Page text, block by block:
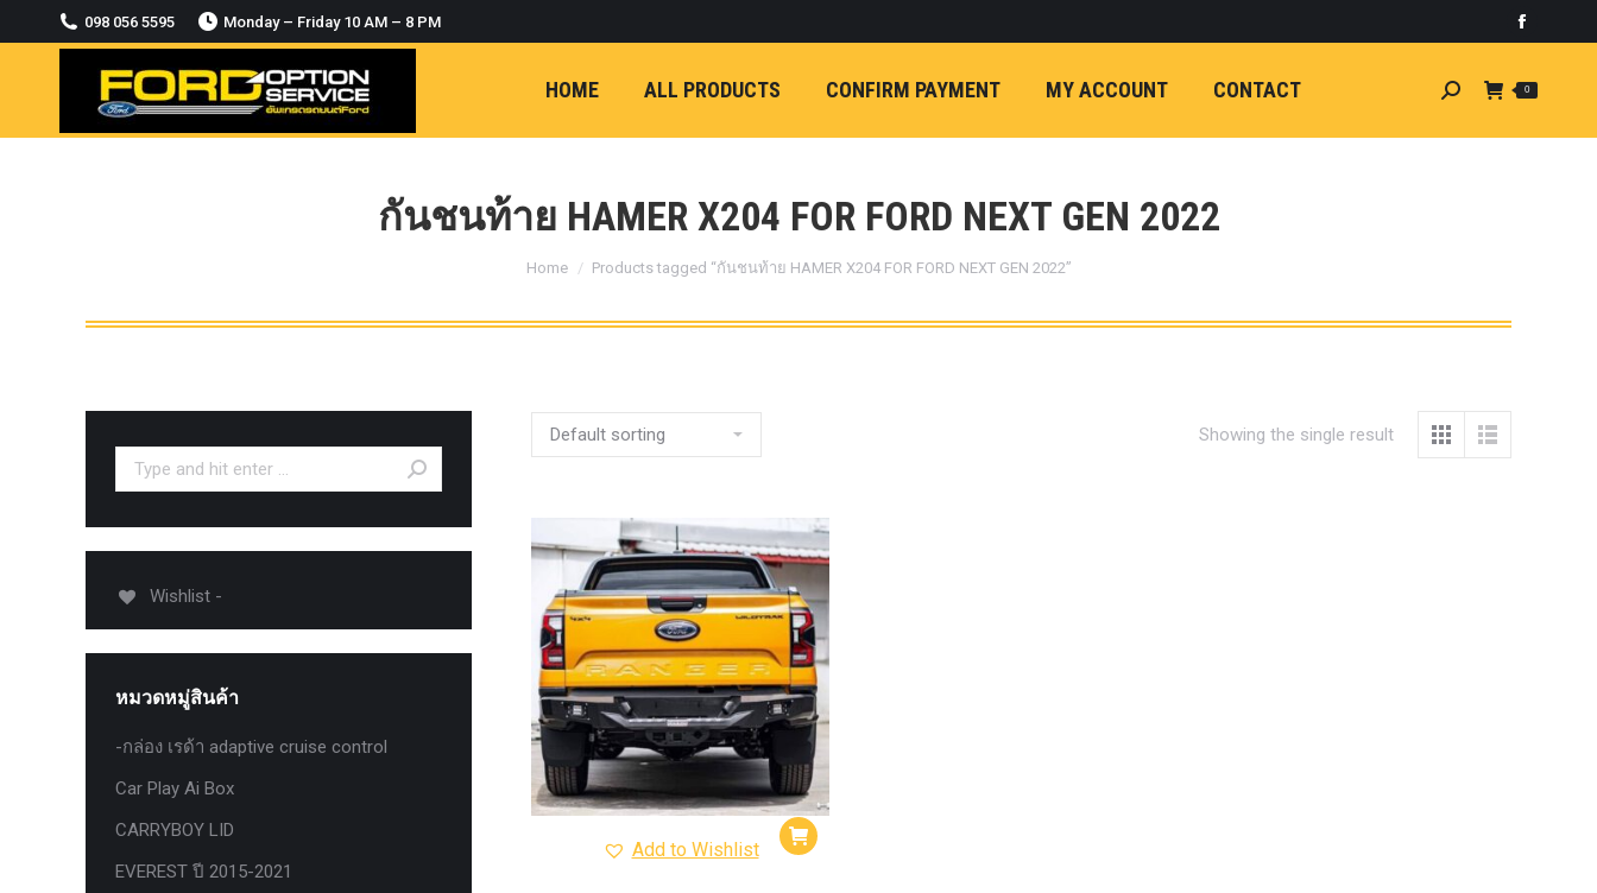
098 056 5595 Monday – Friday 10 AM – 8 PM
HOME ALL PRODUCTS CONFIRM PAYMENT MY ACCOUNT CONTACT Search: 0
กันชนท้าย HAMER X204 FOR FORD NEXT GEN 2022
You are here:
Home Products tagged “กันชนท้าย HAMER X204 FOR FORD NEXT GEN 2022”
Showing the single result
Add to Wishlist
Search:
Wishlist -
หมวดหมู่สินค้า
-กล่อง เรด้า adaptive cruise control
Car Play Ai Box
CARRYBOY LID
EVEREST ปี 2015-2021
MODULE CCM. ระบบ Adaptive For Ford
ranger Everest 2015-2018
OASIS WHEELS
ROLLER LID HAMER
TRAILER BALL
ULTIMATE SHACKLES
Uncategorized
USB TypeA และ TypeC แท้ตรงรุ่น
VCM 2 license แท้ 1 ปี •• FOR FORD
MAZDA •• IDS.
Raptor 2011-2021
กระจกมองข้าง F-150 USA สำหรับ
Ranger Raptor Everest ปี2012+ 1 คู่
กระจังหน้า EVEREST
กระจังหน้า FORD
หน้า กล้องถอยหลัง การ์ดมอเตอร์พวงมาลัยไฟฟ้า
FORD RANGER NEXTGEN 2022 ก้อน
OPTION 4WD ขนาด
1 นิ้ว (25mm) สี
เหลืองก้อนรองหลัง
ปรับองศา OPTION
ตรงรุ่น -FORD RANGER T6
รุ่น -ISUZU V-CROSS (2012-
ON)
Option 4WD แดงฝาดำ